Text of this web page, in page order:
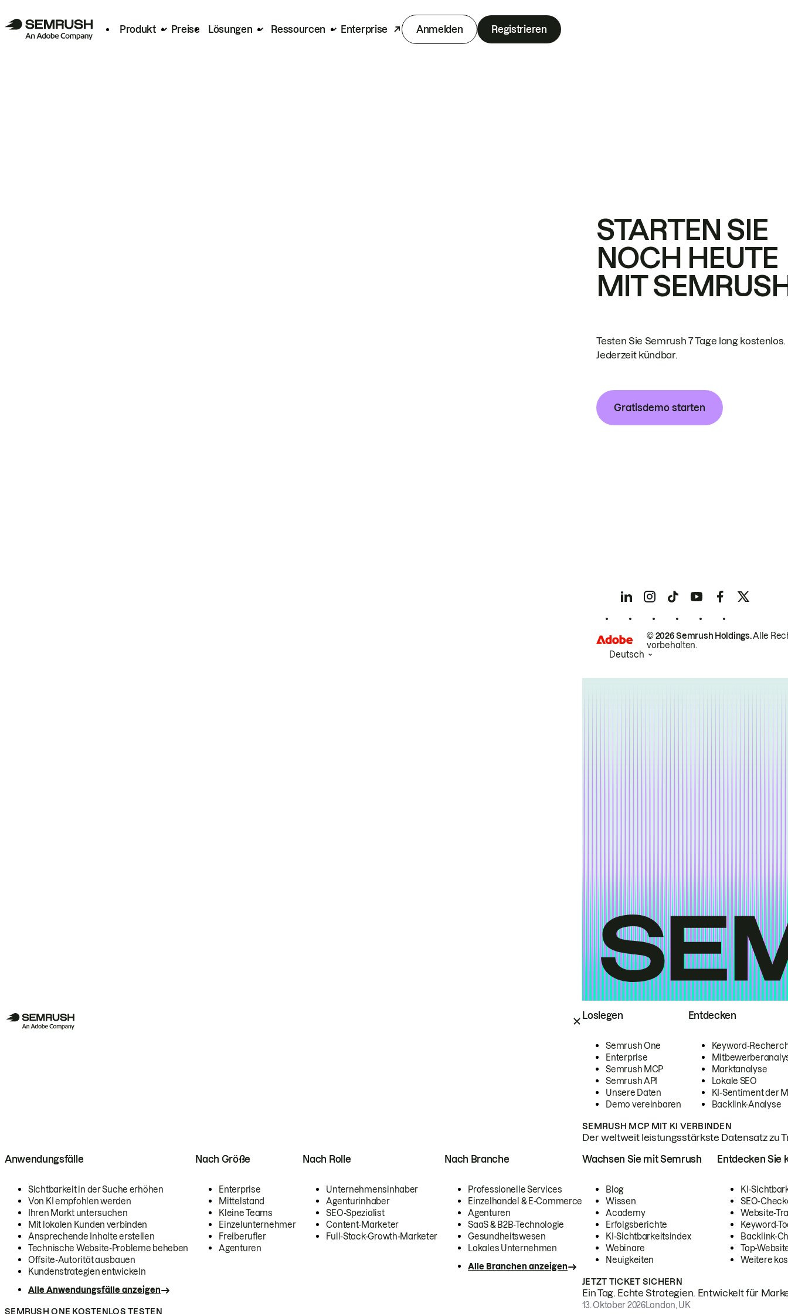
Produkt Preise Lösungen Ressourcen Enterprise Anmelden Registrieren
Loslegen
Semrush One
Enterprise
Semrush MCP
Semrush API
Unsere Daten
Demo vereinbaren
Entdecken
Keyword-
Marktanalyse
Lokale SEO
KI-Sentiment der
Backlink-Analyse
SEMRUSH MCP MIT KI VERBINDEN
Der weltweit leistungsstärkste Datensatz zu
Anwendungsfälle
Sichtbarkeit in der Suche erhöhen
Von KI empfohlen werden
Ihren Markt untersuchen
Mit lokalen Kunden verbinden
Ansprechende Inhalte erstellen
Technische Website-Probleme beheben
Offsite-Autorität ausbauen
Kundenstrategien entwickeln
Alle Anwendungsfälle anzeigen
Nach Größe
Enterprise
Mittelstand
Kleine Teams
Einzelunternehmer
Freiberufler
Agenturen
Nach Rolle
Unternehmensinhaber
Agenturinhaber
SEO-Spezialist
Content-Marketer
Full-Stack-Growth-Marketer
Nach Branche
Professionelle Services
Einzelhandel & E-Commerce
Agenturen
SaaS & B2B-Technologie
Gesundheitswesen
Lokales Unternehmen
Alle Branchen anzeigen
SEMRUSH ONE KOSTENLOS TESTEN
Wachsen Sie mit Semrush
Blog
Wissen
Academy
Erfolgsberichte
KI-Sichtbarkeitsindex
Webinare
Neuigkeiten
Entdecken Sie
KI-
SEO-
Website-
Keyword-
Backlink-
Top-
Weitere
JETZT TICKET SICHERN
Ein Tag. Echte Strategien. Entwickelt für
13. Oktober 2026London, UK
STARTEN SIE
NOCH HEUTE
MIT
Testen Sie Semrush 7 Tage lang kostenlos.
Jederzeit kündbar.
Gratisdemo starten
© 2026 Semrush Holdings.Alle
vorbehalten.
Deutsch